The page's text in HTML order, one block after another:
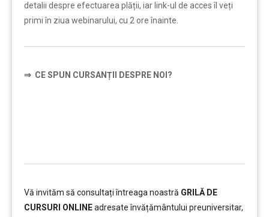
detalii despre efectuarea plății, iar link-ul de acces îl veți
primi în ziua webinarului, cu 2 ore înainte.
⇒ CE SPUN CURSANȚII DESPRE NOI?
Vă invităm să consultați întreaga noastră GRILĂ DE
CURSURI ONLINEadresate învățământului preuniversitar,